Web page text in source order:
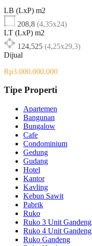
LB (LxP) m2
208,8 (4,35x24)
LT (LxP) m2
124,525 (4,25x29,3)
Dijual
Rp3.000.000.000
Tipe Properti
Apartemen
Bangunan
Bungalow
Cafe
Condominium
Gedung
Gudang
Hotel
Kantor
Kavling
Kebun Sawit
Pabrik
Ruko
Ruko 3 Unit Gandeng
Ruko 4 Unit Gandeng
Ruko Gandeng